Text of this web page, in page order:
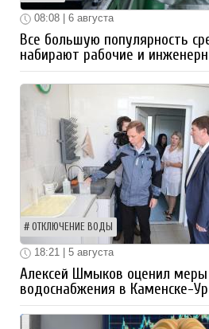
08:08 | 6 августа
Все большую популярность
набирают рабочие и
ОТКЛЮЧЕНИЕ ВОДЫ
18:21 | 5 августа
Алексей Шмыков оценил
водоснабжения в Каменске-